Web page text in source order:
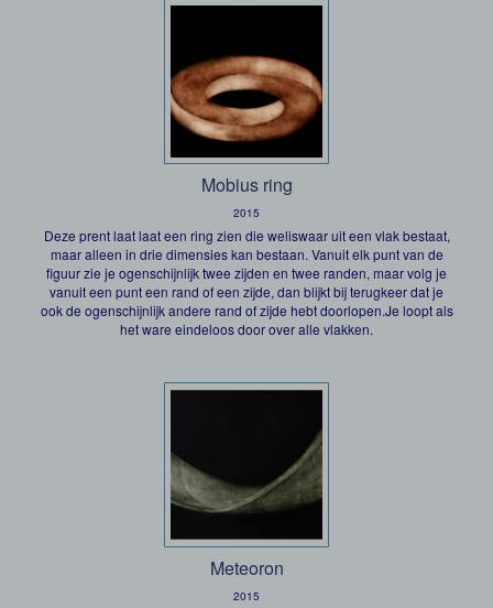
Mobius ring
2015
Deze prent laat laat een ring zien die weliswaar uit een vlak bestaat,
maar alleen in drie dimensies kan bestaan. Vanuit elk punt van de
figuur zie je ogenschijnlijk twee zijden en twee randen, maar volg je
vanuit een punt een rand of een zijde, dan blijkt bij terugkeer dat je
ook de ogenschijnlijk andere rand of zijde hebt doorlopen.Je loopt als
het ware eindeloos door over alle vlakken.
Meteoron
2015